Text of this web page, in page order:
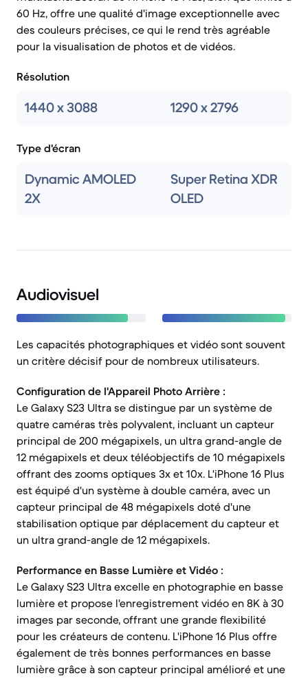
60 Hz, offre une qualité d'image exceptionnelle avec
des couleurs précises, ce qui le rend très agréable
pour la visualisation de photos et de vidéos.
Résolution
1440 x 3088 1290 x 2796
Type d'écran
Dynamic AMOLED
2X
Super Retina XDR
OLED
Audiovisuel
Les capacités photographiques et vidéo sont souvent
un critère décisif pour de nombreux utilisateurs.
Configuration de l'Appareil Photo Arrière :
Le Galaxy S23 Ultra se distingue par un système de
quatre caméras très polyvalent, incluant un capteur
principal de 200 mégapixels, un ultra grand-angle de
12 mégapixels et deux téléobjectifs de 10 mégapixels
offrant des zooms optiques 3x et 10x. L'iPhone 16 Plus
est équipé d'un système à double caméra, avec un
capteur principal de 48 mégapixels doté d'une
stabilisation optique par déplacement du capteur et
un ultra grand-angle de 12 mégapixels.
Performance en Basse Lumière et Vidéo :
Le Galaxy S23 Ultra excelle en photographie en basse
lumière et propose l'enregistrement vidéo en 8K à 30
images par seconde, offrant une grande flexibilité
pour les créateurs de contenu. L'iPhone 16 Plus offre
également de très bonnes performances en basse
lumière grâce à son capteur principal amélioré et une